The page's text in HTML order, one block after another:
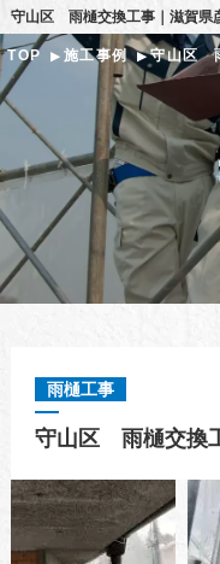
守山区 雨樋交換工事｜滋賀県
TOP 施工事例 守山区
雨樋工事
守山区 雨樋交換